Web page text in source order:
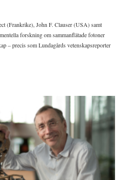
(Frankrike), John F. Clauser (USA) samt
forskning om sammanflätade fotoner
– precis som Lundagårds vetenskapsreporter